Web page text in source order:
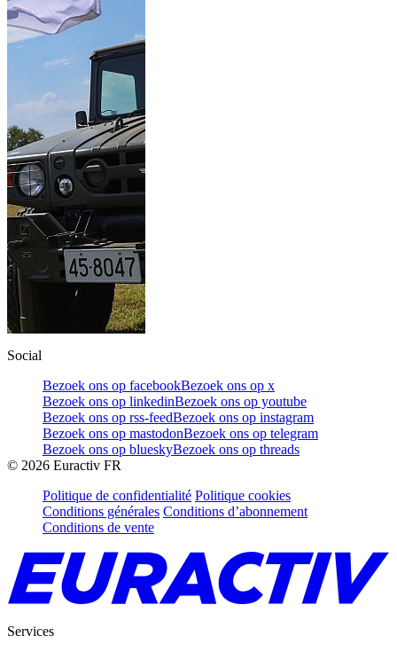
Social
Bezoek ons op facebookBezoek ons op x
Bezoek ons op linkedinBezoek ons op youtube
Bezoek ons op rss-feedBezoek ons op instagram
Bezoek ons op mastodonBezoek ons op telegram
Bezoek ons op blueskyBezoek ons op threads
© 2026 Euractiv FR
Politique de confidentialité Politique cookies
Conditions générales Conditions d’abonnement
Conditions de vente
Services